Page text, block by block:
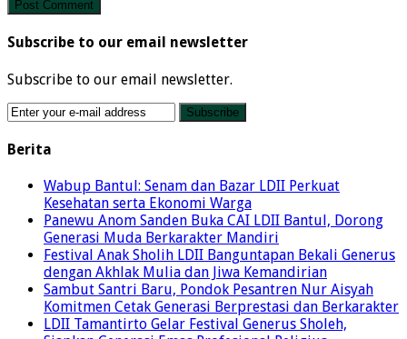
Subscribe to our email newsletter
Subscribe to our email newsletter.
Berita
Wabup Bantul: Senam dan Bazar LDII Perkuat
Kesehatan serta Ekonomi Warga
Panewu Anom Sanden Buka CAI LDII Bantul, Dorong
Generasi Muda Berkarakter Mandiri
Festival Anak Sholih LDII Banguntapan Bekali Generus
dengan Akhlak Mulia dan Jiwa Kemandirian
Sambut Santri Baru, Pondok Pesantren Nur Aisyah
Komitmen Cetak Generasi Berprestasi dan Berkarakter
LDII Tamantirto Gelar Festival Generus Sholeh,